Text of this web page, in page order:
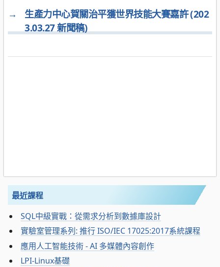
→
生產力中心賀關治平獲世界技能大賽嘉許 (202
3.03.27 新聞稿)
最近課程
SQL中級實戰：從需求分析到數據庫設計
實驗室管理系列: 推行 ISO/IEC 17025:2017系統課程
應用人工智能技術 - AI 多媒體內容創作
LPI-Linux基礎